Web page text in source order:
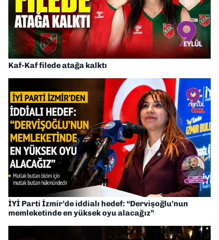
Kaf-Kaf filede atağa kalktı
İYİ Parti İzmir’de iddialı hedef: “Dervişoğlu’nun
memleketinde en yüksek oyu alacağız”